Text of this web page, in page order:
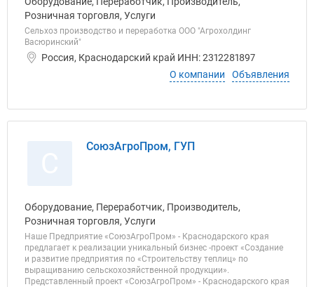
Розничная торговля, Услуги
Сельхоз производство и переработка ООО "Агрохолдинг
Васюринский"
Россия, Краснодарский край ИНН: 2312281897
О компании
Объявления
СоюзАгроПром, ГУП
Оборудование, Переработчик, Производитель,
Розничная торговля, Услуги
Наше Предприятие «СоюзАгроПром» - Краснодарского края
предлагает к реализации уникальный бизнес -проект «Создание
и развитие предприятия по «Строительству теплиц» по
выращиванию сельскохозяйственной продукции».
Представленный проект «СоюзАгроПром» - Краснодарского края